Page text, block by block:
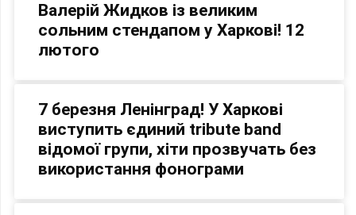
Валерій Жидков із великим
сольним стендапом у Харкові! 12
лютого
7 березня Ленінград! У Харкові
виступить єдиний tribute band
відомої групи, хіти прозвучать без
використання фонограми